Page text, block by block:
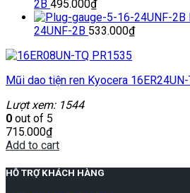
2B 495.000₫
24UNF-2B 533.000₫
Mũi dao tiện ren Kyocera
Lượt xem: 1544
0 out of 5
715.000₫
Add to cart
HỖ TRỢ KHÁCH HÀNG